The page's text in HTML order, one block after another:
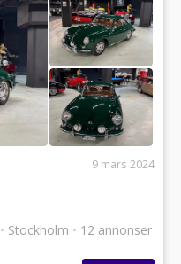
9 mars 2024
• Stockholm • 12 annonser